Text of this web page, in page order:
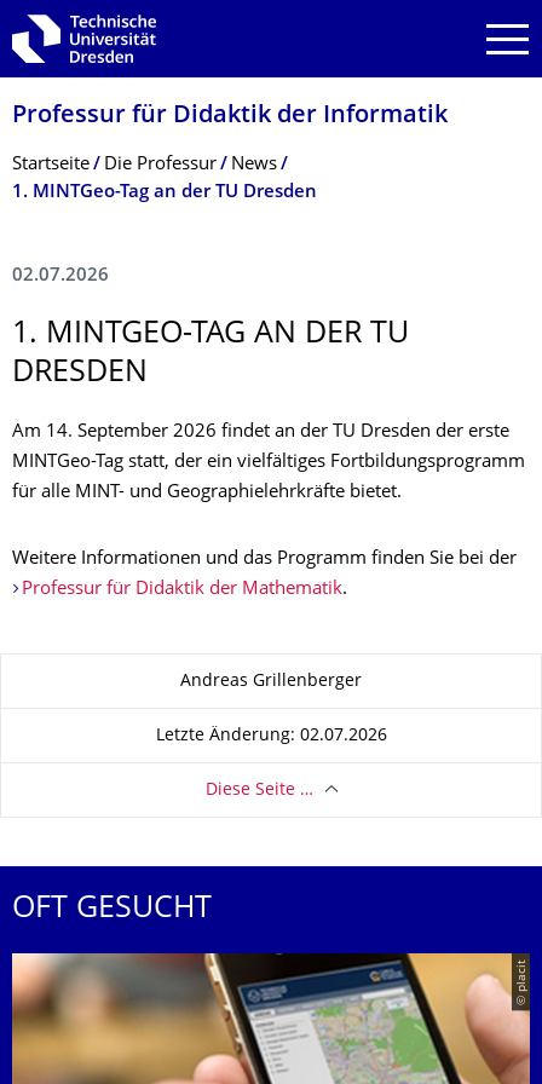
Zur Hauptnavigation springen
Zur Suche springen
Zum Inhalt springen
Professur für Didaktik der Informatik
Breadcrumb-Menü
Startseite Die Professur
News
1. MINTGeo-Tag an der TU Dresden
02.07.2026
1. MINTGEO-TAG AN DER TU
DRESDEN
Am 14. September 2026 findet an der TU Dresden der erste
MINTGeo-Tag statt, der ein vielfältiges Fortbildungsprogramm
für alle MINT- und Geographielehrkräfte bietet.
Weitere Informationen und das Programm finden Sie bei der
Professur für Didaktik der Mathematik.
Zu dieser SeiteAndreas Grillenberger
Letzte Änderung: 02.07.2026
Diese Seite …
OFT GESUCHT
© placit